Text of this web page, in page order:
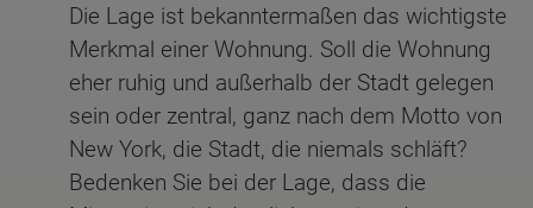
Die Lage ist bekanntermaßen das wichtigste
Merkmal einer Wohnung. Soll die Wohnung
eher ruhig und außerhalb der Stadt gelegen
sein oder zentral, ganz nach dem Motto von
New York, die Stadt, die niemals schläft?
Bedenken Sie bei der Lage, dass die